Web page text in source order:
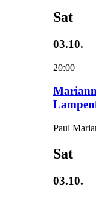
Sat
03.10.
20:00
Paul
Sat
03.10.